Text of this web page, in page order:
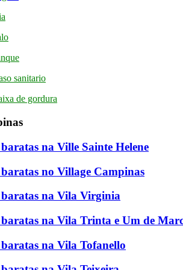
sanitario
de gordura
na Ville Sainte Helene
no Village Campinas
baratas na Vila Virginia
na Vila Trinta e Um de
na Vila Tofanello